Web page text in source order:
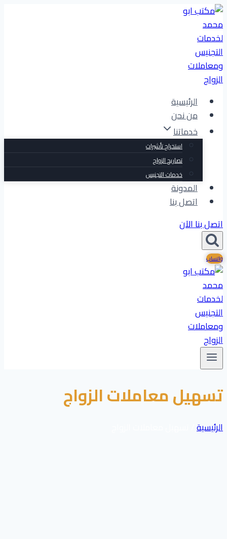
التجاوز
إلى
المحتوى
الرئيسية
من نحن
خدماتنا
استخراج تأشيرات
تصاريح الزواج
خدمات التجنيس
المدونة
اتصل بنا
اتصل بنا الآن
واتساب
تسهيل معاملات الزواج
الرئيسية